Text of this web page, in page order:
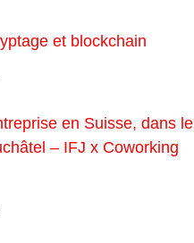
et blockchain
en Suisse, dans le
– IFJ x Coworking